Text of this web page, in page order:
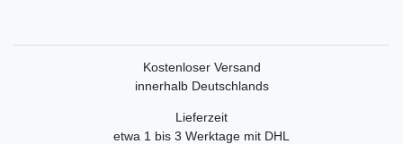
Kostenloser Versand
innerhalb Deutschlands
Lieferzeit
etwa 1 bis 3 Werktage mit DHL